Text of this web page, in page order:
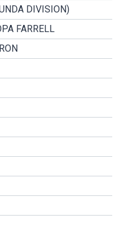
DIVISION)
FARRELL